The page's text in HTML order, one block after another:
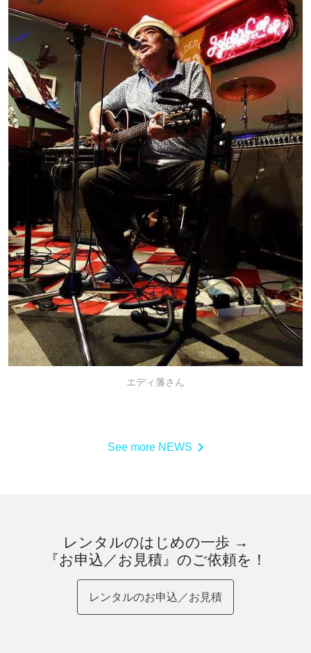
エディ藩さん
See more NEWS
レンタルのはじめの一歩 →
『お申込／お見積』のご依頼を！
レンタルのお申込／お見積